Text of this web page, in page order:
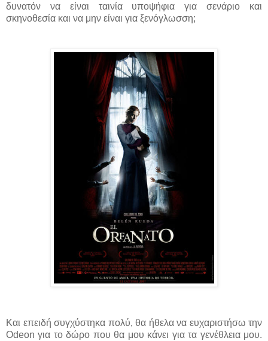
δυνατόν να είναι ταινία υποψήφια για σενάριο και
σκηνοθεσία και να μην είναι για ξενόγλωσση;
Και επειδή συγχύστηκα πολύ, θα ήθελα να ευχαριστήσω την
Odeon για το δώρο που θα μου κάνει για τα γενέθλεια μου.